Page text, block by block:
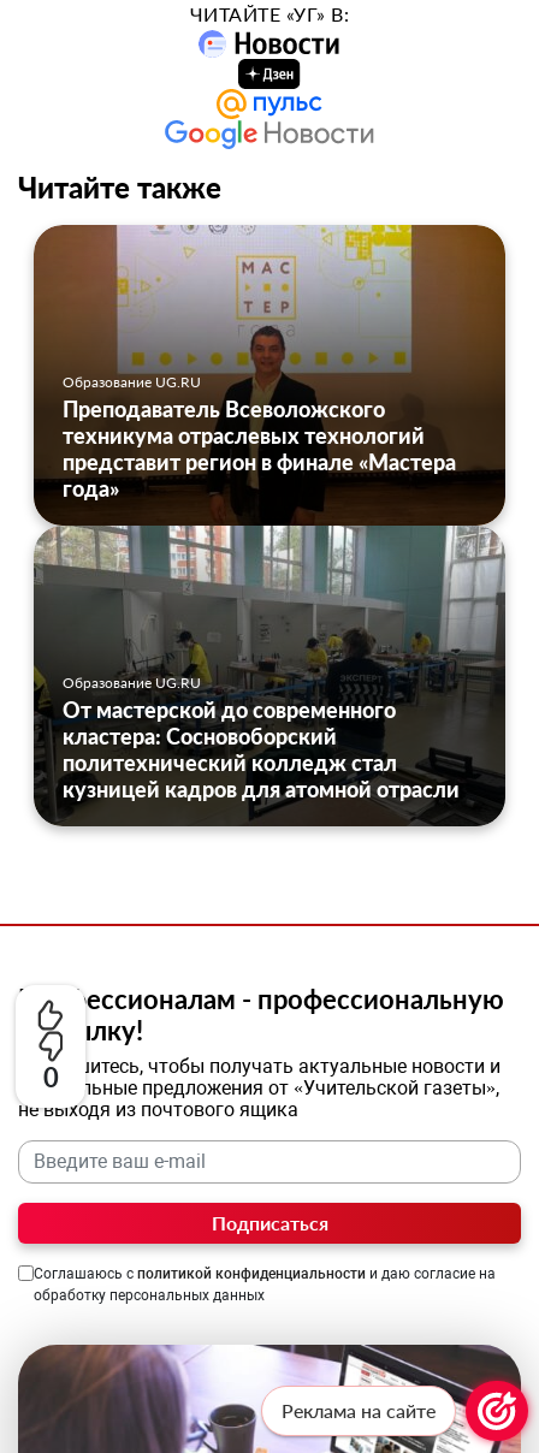
0
ЧИТАЙТЕ «УГ» В:
Читайте также
Образование UG.RU
Преподаватель Всеволожского
техникума отраслевых технологий
представит регион в финале «Мастера
года»
Образование UG.RU
От мастерской до современного
кластера: Сосновоборский
политехнический колледж стал
кузницей кадров для атомной отрасли
Профессионалам - профессиональную
рассылку!
Подпишитесь, чтобы получать актуальные новости и
специальные предложения от «Учительской газеты»,
не выходя из почтового ящика
Подписаться
Соглашаюсь с политикой конфиденциальности и даю согласие на
обработку персональных данных
Реклама на сайте